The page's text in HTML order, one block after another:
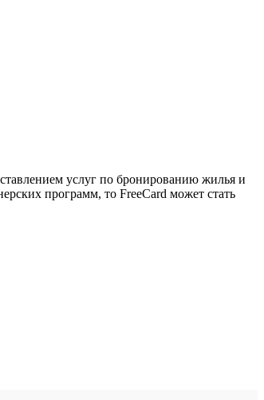
услуг по бронированию жилья и
программ, то FreeCard может стать